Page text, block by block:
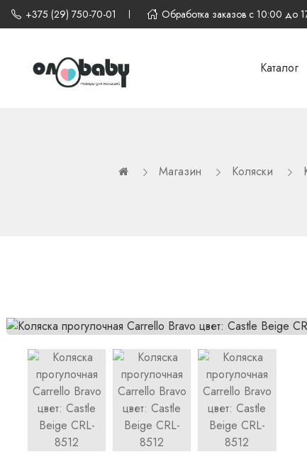
+375 (29) 750-70-01 Обработка заказов с 10:00 до
Каталог
Магазин Коляски